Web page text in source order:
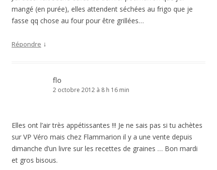
mangé (en purée), elles attendent séchées au frigo que je
fasse qq chose au four pour être grillées…
Répondre ↓
flo
2 octobre 2012 à 8 h 16 min
Elles ont l’air très appétissantes !!! Je ne sais pas si tu achètes
sur VP Véro mais chez Flammarion il y a une vente depuis
dimanche d’un livre sur les recettes de graines … Bon mardi
et gros bisous.